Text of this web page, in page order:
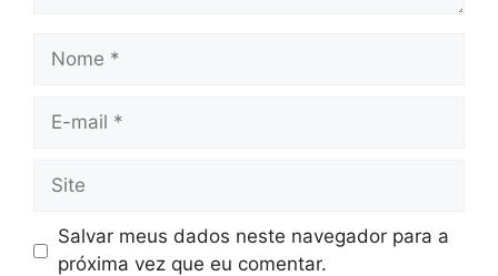
Nome
Site
Salvar meus dados neste navegador para a
próxima vez que eu comentar.